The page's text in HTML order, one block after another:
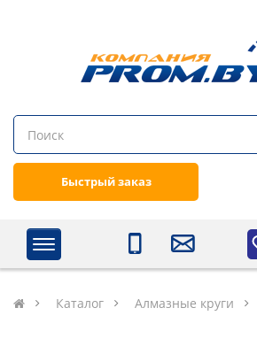
Быстрый заказ
Каталог Алмазные круги